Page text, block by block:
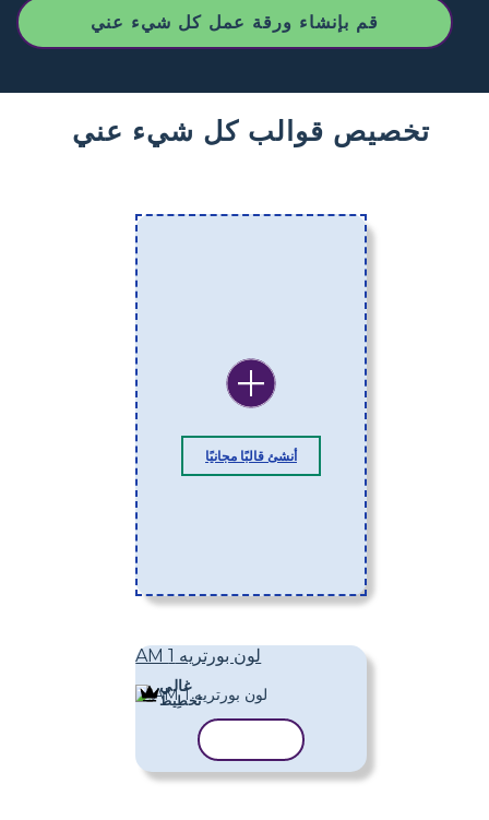
قم بإنشاء ورقة عمل كل شيء عني
تخصيص قوالب كل شيء عني
أنشئ قالبًا مجانيًا
AM لون بورتريه 1
غالي
تَخطِيط